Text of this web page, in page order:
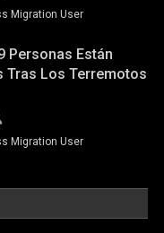
Migration User
Personas Están
Tras Los Terremotos
Migration User